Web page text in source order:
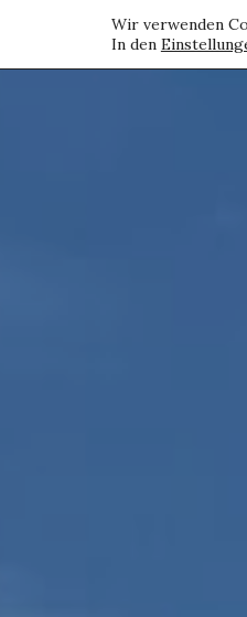
Wir verwenden
In den